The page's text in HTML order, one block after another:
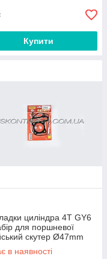
Купити
циліндра 4T GY6
для поршневої
скутер Ø47mm
SHANGZHI
в наявності